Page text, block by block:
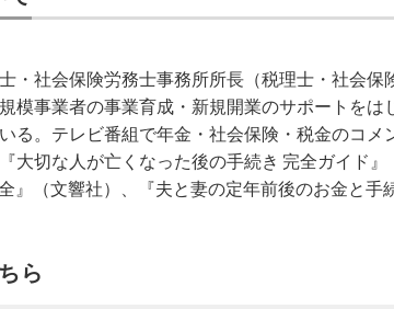
・社会保険労務士事務所所長（税理士・社会
模事業者の事業育成・新規開業のサポートを
る。テレビ番組で年金・社会保険・税金のコ
大切な人が亡くなった後の手続き 完全ガイド
』（文響社）、『夫と妻の定年前後のお金と
ら